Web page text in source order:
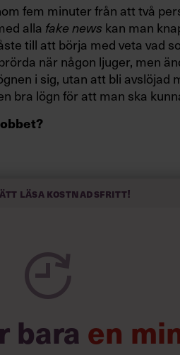
fem minuter från att två
alla fake news kan man
till att börja med veta vad
när någon ljuger, men
i sig, utan att bli avslöjad
bra lögn för att man ska
läsa kostnadsfritt!
bara en